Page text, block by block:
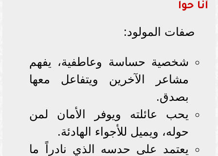
أنا حوا
صفات المولود:
شخصية حساسة وعاطفية، يفهم
مشاعر الآخرين ويتفاعل معها
بصدق.
يحب عائلته ويوفر الأمان لمن
حوله، ويميل للأجواء الهادئة.
يعتمد على حدسه الذي نادراً ما